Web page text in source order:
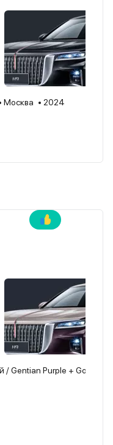
Москва
2024
Gentian Purple + Gold